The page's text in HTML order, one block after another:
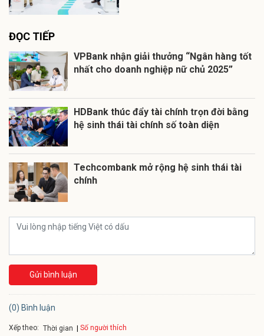
ĐỌC TIẾP
VPBank nhận giải thưởng “Ngân hàng tốt
nhất cho doanh nghiệp nữ chủ 2025”
HDBank thúc đẩy tài chính trọn đời bằng
hệ sinh thái tài chính số toàn diện
Techcombank mở rộng hệ sinh thái tài
chính
Gửi bình luận
(0) Bình luận
Xếp theo: Thời gian Số người thích